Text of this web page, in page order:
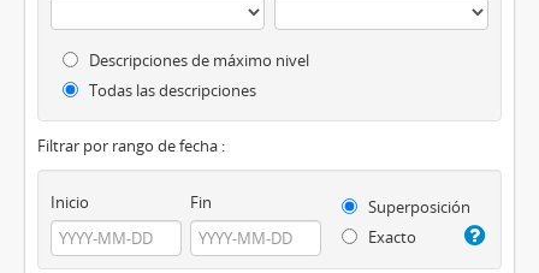
Descripciones de máximo nivel
Todas las descripciones
Filtrar por rango de fecha :
Inicio Fin
Superposición
Exacto